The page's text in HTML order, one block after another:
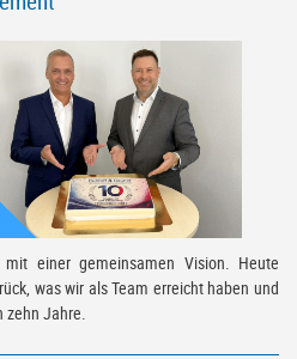
einer gemeinsamen Vision. Heute
was wir als Team erreicht haben und
Jahre.